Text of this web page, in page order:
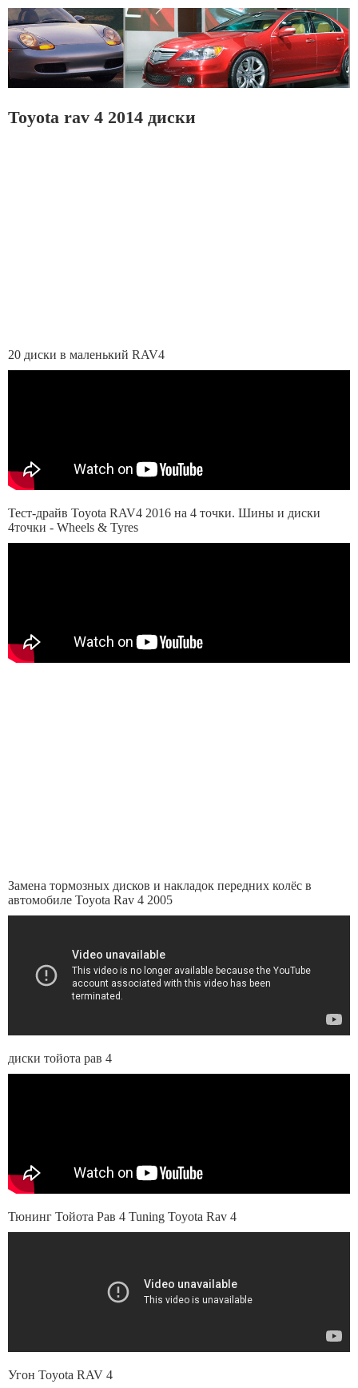
Toyota rav 4 2014 диски
20 диски в маленький RAV4
Тест-драйв Toyota RAV4 2016 на 4 точки. Шины и диски
4точки - Wheels & Tyres
Замена тормозных дисков и накладок передних колёс в
автомобиле Toyota Rav 4 2005
диски тойота рав 4
Тюнинг Тойота Рав 4 Tuning Toyota Rav 4
Угон Toyota RAV 4